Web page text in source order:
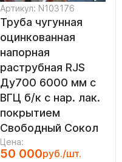
Артикул: N103176
Труба чугунная
оцинкованная
напорная
раструбная RJS
Ду700 6000 мм с
ВГЦ б/к с нар. лак.
покрытием
Свободный Сокол
Цена:
50 000руб./шт.